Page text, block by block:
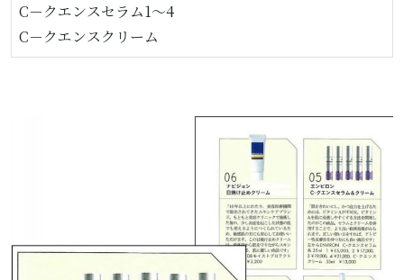
C－クエンスセラム1～4
C－クエンスクリーム